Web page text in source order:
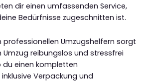
dir einen umfassenden Service,
Bedürfnisse zugeschnitten ist.
professionellen Umzugshelfern sorgt
reibungslos und stressfrei
du einen kompletten
inklusive Verpackung und